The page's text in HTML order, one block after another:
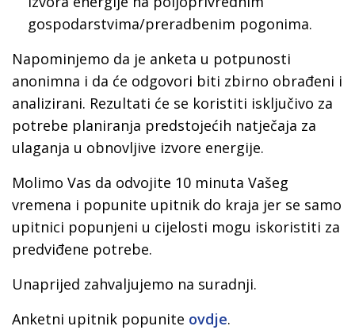
gospodarstvima/preradbenim pogonima.
Napominjemo da je anketa u potpunosti
anonimna i da će odgovori biti zbirno obrađeni i
analizirani. Rezultati će se koristiti isključivo za
potrebe planiranja predstojećih natječaja za
ulaganja u obnovljive izvore energije.
Molimo Vas da odvojite 10 minuta Vašeg
vremena i popunite upitnik do kraja jer se samo
upitnici popunjeni u cijelosti mogu iskoristiti za
predviđene potrebe.
Unaprijed zahvaljujemo na suradnji.
Anketni upitnik popunite ovdje.